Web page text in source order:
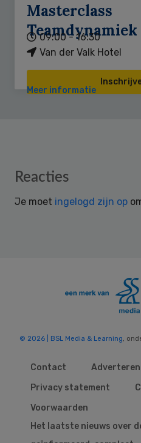
Masterclass
Teamdynamiek
09:00 - 16:30
Van der Valk Hotel
Meer informatie
Reader
Reacties
Je moet ingelogd zijn op
© 2026 | BSL Media & Learning,
Contact
Adverteren
Privacy statement
Voorwaarden
Het laatste nieuws over